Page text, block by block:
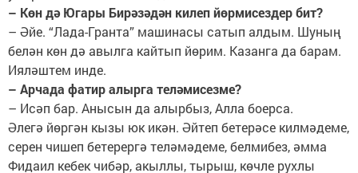
– Көн дә Югары Бирәзәдән килеп йөрмисездер бит?
– Әйе. “Лада-Гранта” машинасы сатып алдым. Шуның
белән көн дә авылга кайтып йөрим. Казанга да барам.
Ияләштем инде.
– Арчада фатир алырга теләмисезме?
– Исәп бар. Анысын да алырбыз, Алла боерса.
Әлегә йөргән кызы юк икән. Әйтеп бетерәсе килмәдеме,
серен чишеп бетерергә теләмәдеме, белмибез, әмма
Фидаил кебек чибәр, акыллы, тырыш, көчле рухлы